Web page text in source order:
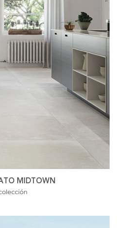
MIDTOWN